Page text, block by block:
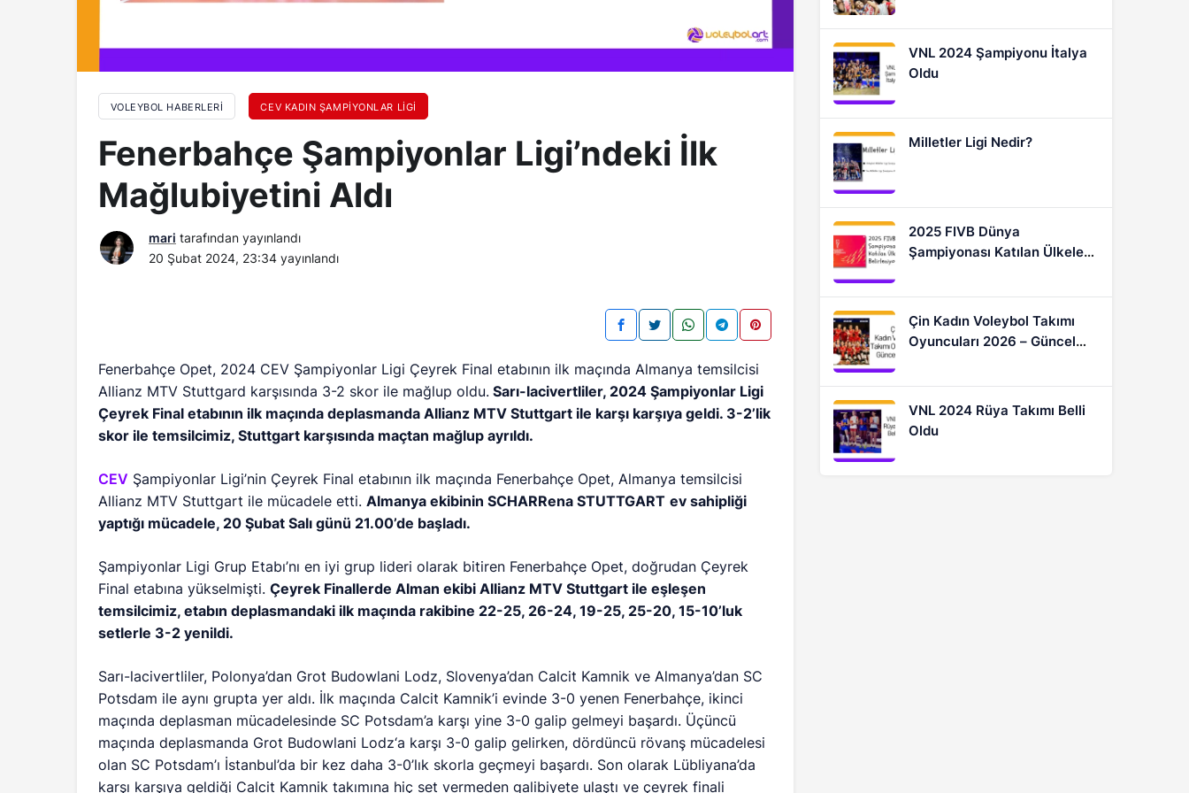
VOLEYBOL HABERLERI CEV KADIN ŞAMPIYONLAR LIGI
Fenerbahçe Şampiyonlar Ligi’ndeki İlk
Mağlubiyetini Aldı
mari tarafından yayınlandı
20 Şubat 2024, 23:34 yayınlandı
Fenerbahçe Opet, 2024 CEV Şampiyonlar Ligi Çeyrek Final etabının ilk maçında Almanya temsilcisi
Allianz MTV Stuttgard karşısında 3-2 skor ile mağlup oldu. Sarı-lacivertliler, 2024 Şampiyonlar Ligi
Çeyrek Final etabının ilk maçında deplasmanda Allianz MTV Stuttgart ile karşı karşıya geldi. 3-2’lik
skor ile temsilcimiz, Stuttgart karşısında maçtan mağlup ayrıldı.
CEV Şampiyonlar Ligi’nin Çeyrek Final etabının ilk maçında Fenerbahçe Opet, Almanya temsilcisi
Allianz MTV Stuttgart ile mücadele etti.Almanya ekibinin SCHARRena STUTTGART ev sahipliği
yaptığı mücadele, 20 Şubat Salı günü 21.00’de başladı.
Şampiyonlar Ligi Grup Etabı’nı en iyi grup lideri olarak bitiren Fenerbahçe Opet, doğrudan Çeyrek
Final etabına yükselmişti.Çeyrek Finallerde Alman ekibi Allianz MTV Stuttgart ile eşleşen
temsilcimiz, etabın deplasmandaki ilk maçında rakibine 22-25, 26-24, 19-25, 25-20, 15-10’luk
setlerle 3-2 yenildi.
Sarı-lacivertliler, Polonya’dan Grot Budowlani Lodz, Slovenya’dan Calcit Kamnik ve Almanya’dan SC
Potsdam ile aynı grupta yer aldı. İlk maçında Calcit Kamnik’i evinde 3-0 yenen Fenerbahçe, ikinci
maçında deplasman mücadelesinde SC Potsdam’a karşı yine 3-0 galip gelmeyi başardı. Üçüncü
maçında deplasmanda Grot Budowlani Lodz‘a karşı 3-0 galip gelirken, dördüncü rövanş mücadelesi
olan SC Potsdam’ı İstanbul’da bir kez daha 3-0’lık skorla geçmeyi başardı. Son olarak Lübliyana’da
karşı karşıya geldiği Calcit Kamnik takımına hiç set vermeden galibiyete ulaştı ve çeyrek finali
VNL 2024 Şampiyonu İtalya
Oldu
Milletler Ligi Nedir?
2025 FIVB Dünya
Şampiyonası Katılan Ülkeler
Çin Kadın Voleybol Takımı
Oyuncuları 2026 – Güncel
VNL 2024 Rüya Takımı Belli
Oldu